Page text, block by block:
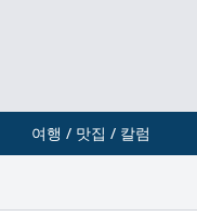
여행 / 맛집 / 칼럼